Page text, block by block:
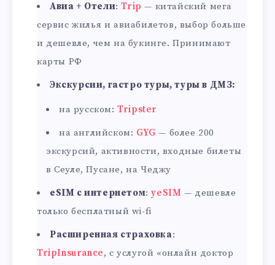
Авиа + Отели:Trip — китайский мега
сервис жилья и авиабилетов, выбор больше
и дешевле, чем на букинге. Принимают
карты РФ
Экскурсии, гастро туры, туры в ДМЗ:
на русском:Tripster
на английском: GYG — более 200
экскурсий, активности, входные билеты
в Сеуле, Пусане, на Чеджу
eSIM с интернетом:yeSIM — дешевле
только бесплатный wi-fi
Расширенная страховка:
TripInsurance, с услугой «онлайн доктор